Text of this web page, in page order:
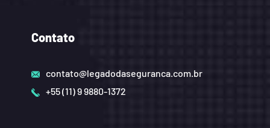
Contato
contato@legadodaseguranca.com.br
+55 (11) 9 9880-1372